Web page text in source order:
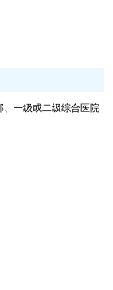
、一级或二级综合医院